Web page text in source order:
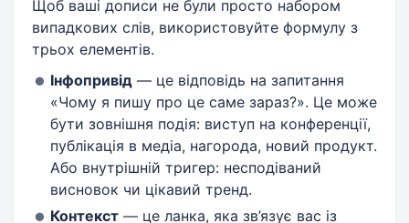
Щоб ваші дописи не були просто набором
випадкових слів, використовуйте формулу з
трьох елементів.
Інфопривід — це відповідь на запитання
«Чому я пишу про це саме зараз?». Це може
бути зовнішня подія: виступ на конференції,
публікація в медіа, нагорода, новий продукт.
Або внутрішній тригер: несподіваний
висновок чи цікавий тренд.
Контекст — це ланка, яка зв’язує вас із